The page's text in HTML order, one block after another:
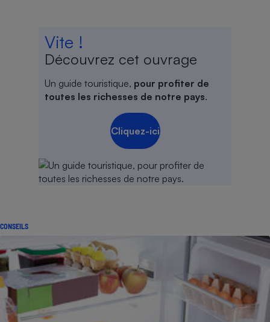
Vite !
Découvrez cet ouvrage
Un guide touristique, pour profiter de
toutes les richesses de notre pays.
Cliquez-ici
CONSEILS